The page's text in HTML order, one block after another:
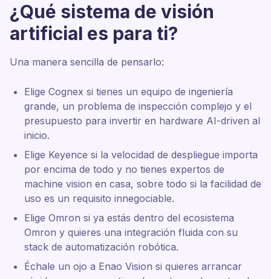
¿Qué sistema de visión
artificial es para ti?
Una manera sencilla de pensarlo:
Elige Cognex si tienes un equipo de ingeniería
grande, un problema de inspección complejo y el
presupuesto para invertir en hardware AI-driven al
inicio.
Elige Keyence si la velocidad de despliegue importa
por encima de todo y no tienes expertos de
machine vision en casa, sobre todo si la facilidad de
uso es un requisito innegociable.
Elige Omron si ya estás dentro del ecosistema
Omron y quieres una integración fluida con su
stack de automatización robótica.
Échale un ojo a Enao Vision si quieres arrancar